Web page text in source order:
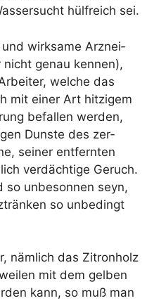
hülf­reich sei.
wirk­sa­me Arz­nei­
genau ken­nen),
wel­che das
mit einer Art hit­zi­gem
befal­len wer­den,
Duns­te des zer­
sei­ner ent­fern­ten
ver­däch­ti­ge Geruch.
so unbe­son­nen seyn,
so unbe­dingt
näm­lich das Zitron­holz
mit dem gel­ben
kann, so muß man